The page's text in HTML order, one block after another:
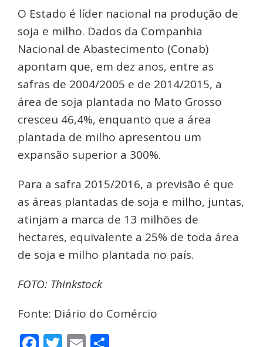
O Estado é líder nacional na produção de
soja e milho. Dados da Companhia
Nacional de Abastecimento (Conab)
apontam que, em dez anos, entre as
safras de 2004/2005 e de 2014/2015, a
área de soja plantada no Mato Grosso
cresceu 46,4%, enquanto que a área
plantada de milho apresentou um
expansão superior a 300%.
Para a safra 2015/2016, a previsão é que
as áreas plantadas de soja e milho, juntas,
atinjam a marca de 13 milhões de
hectares, equivalente a 25% de toda área
de soja e milho plantada no país.
FOTO: Thinkstock
Fonte: Diário do Comércio